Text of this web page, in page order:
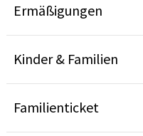
Ermäßigungen
Kinder & Familien
Familienticket